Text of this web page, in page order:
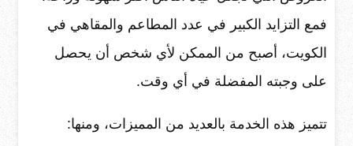
فمع التزايد الكبير في عدد المطاعم والمقاهي في
الكويت، أصبح من الممكن لأي شخص أن يحصل
على وجبته المفضلة في أي وقت.
تتميز هذه الخدمة بالعديد من المميزات، ومنها: